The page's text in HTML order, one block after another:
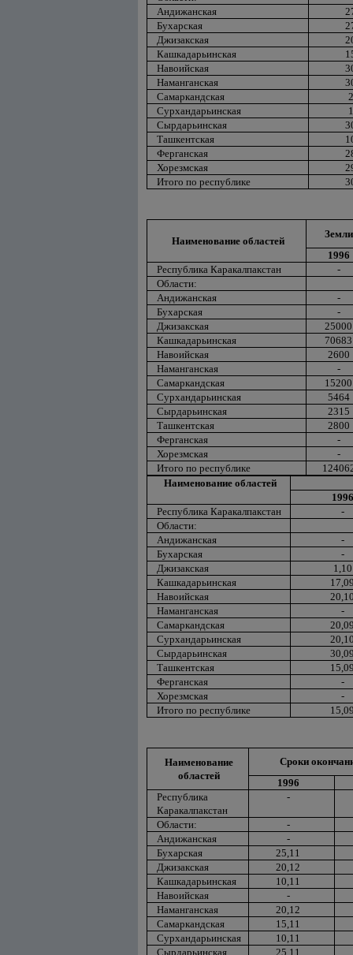
Андижанская
Бухарская
Джизакская
Кашкадарьинская
Навоийская
Наманганская
Самаркандская
Сурхандарьинская
Сырдарьинская
Ташкентская
Ферганская
Хорезмская
Итого по республике
Наименование областей
1996
Республика Каракалпакстан
-
Области:
Андижанская
-
Бухарская
-
Джизакская
25000
Кашкадарьинская
70683
Навоийская
2600
Наманганская
-
Самаркандская
15200
Сурхандарьинская
5464
Сырдарьинская
2315
Ташкентская
2800
Ферганская
-
Хорезмская
-
Итого по республике
Наименование областей
1996
Республика Каракалпакстан
-
Области:
Андижанская
-
Бухарская
-
Джизакская
1,10
Кашкадарьинская
Навоийская
Наманганская
-
Самаркандская
Сурхандарьинская
Сырдарьинская
Ташкентская
Ферганская
-
Хорезмская
-
Итого по республике
Наименование
областей
Сроки
1996
Республика
Каракалпакстан
-
Области:
-
Андижанская
-
Бухарская
25,11
Джизакская
20,12
Кашкадарьинская
10,11
Навоийская
-
Наманганская
20,12
Самаркандская
15,11
Сурхандарьинская
10,11
Сырдарьинская
25,11